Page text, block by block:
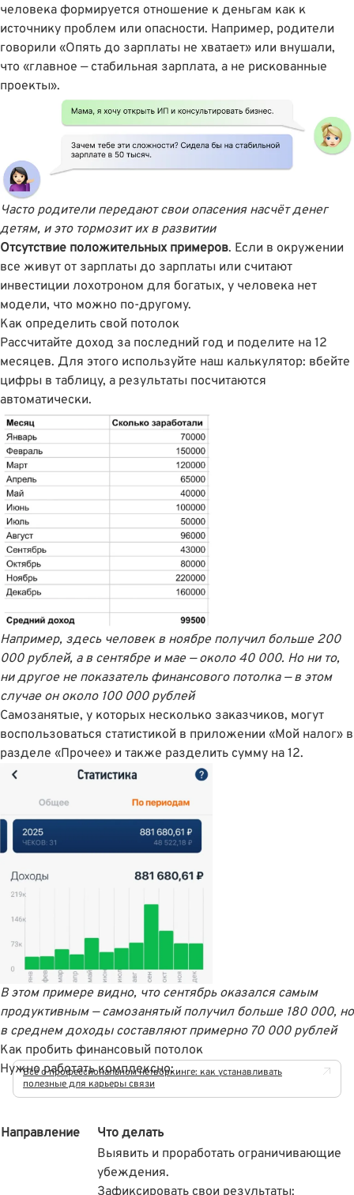
человека формируется отношение к деньгам как к
источнику проблем или опасности. Например, родители
говорили «Опять до зарплаты не хватает» или внушали,
что «главное — стабильная зарплата, а не рискованные
проекты».
Часто родители передают свои опасения насчёт денег
детям, и это тормозит их в развитии
Отсутствие положительных примеров. Если в окружении
все живут от зарплаты до зарплаты или считают
инвестиции лохотроном для богатых, у человека нет
модели, что можно по-другому.
Как определить свой потолок
Рассчитайте доход за последний год и поделите на 12
месяцев. Для этого используйте наш калькулятор: вбейте
цифры в таблицу, а результаты посчитаются
автоматически.
Например, здесь человек в ноябре получил больше 200
000 рублей, а в сентябре и мае — около 40 000. Но ни то,
ни другое не показатель финансового потолка — в этом
случае он около 100 000 рублей
Самозанятые, у которых несколько заказчиков, могут
воспользоваться статистикой в приложении «Мой налог» в
разделе «Прочее» и также разделить сумму на 12.
В этом примере видно, что сентябрь оказался самым
продуктивным — самозанятый получил больше 180 000, но
в среднем доходы составляют примерно 70 000 рублей
Как пробить финансовый потолок
Нужно работать комплексно:
Всё о профессиональном нетворкинге: как устанавливать
полезные для карьеры связи
Направление Что делать
Выявить и проработать ограничивающие
убеждения.